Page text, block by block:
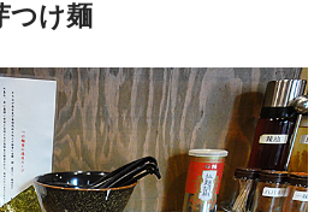
つけ麺